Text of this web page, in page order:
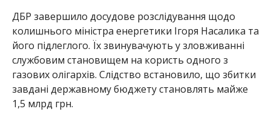
ДБР завершило досудове розслідування щодо
колишнього міністра енергетики Ігоря Насалика та
його підлеглого. Їх звинувачують у зловживанні
службовим становищем на користь одного з
газових олігархів. Слідство встановило, що збитки
завдані державному бюджету становлять майже
1,5 млрд грн.